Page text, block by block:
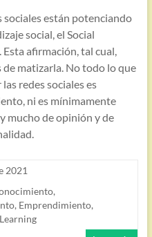
sociales están potenciando
social, el Social
Esta afirmación, tal cual,
de matizarla. No todo lo que
redes sociales es
ni es mínimamente
mucho de opinión y de
2021
,
, Emprendimiento,